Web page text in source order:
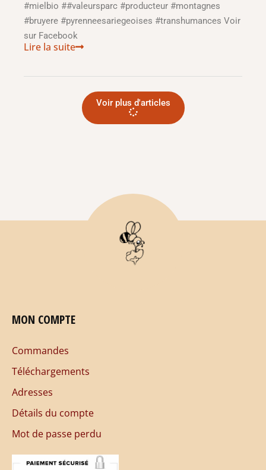
#mielbio ##valeursparc #producteur #montagnes
#bruyere #pyrenneesariegeoises #transhumances Voir
sur Facebook
Lire la suite
Voir plus d'articles
MON COMPTE
Commandes
Téléchargements
Adresses
Détails du compte
Mot de passe perdu